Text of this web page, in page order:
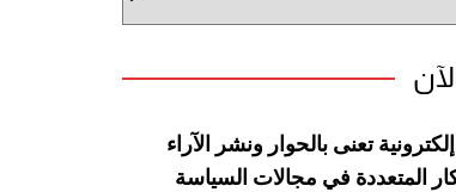
تعنى بالحوار ونشر
الآراء
المتعددة في مجالات السياسة